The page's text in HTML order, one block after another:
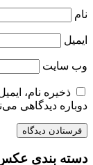
نام
ایمیل
وب‌ سایت
ذخیره نام،
دوباره دیدگاهی
دسته بندی